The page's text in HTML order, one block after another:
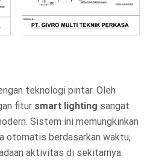
teknologi pintar. Oleh
fitur smart lighting sangat
Sistem ini memungkinkan
otomatis berdasarkan waktu,
aktivitas di sekitarnya.